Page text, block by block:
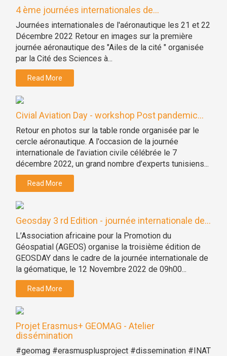
4 ème journées internationales de...
Journées internationales de l'aéronautique les 21 et 22
Décembre 2022 Retour en images sur la première
journée aéronautique des "Ailes de la cité " organisée
par la Cité des Sciences à...
Read More
Civial Aviation Day - workshop Post pandemic...
Retour en photos sur la table ronde organisée par le
cercle aéronautique. A l'occasion de la journée
internationale de l’aviation civile célébrée le 7
décembre 2022, un grand nombre d’experts tunisiens...
Read More
Geosday 3 rd Edition - journée internationale de...
L’Association africaine pour la Promotion du
Géospatial (AGEOS) organise la troisième édition de
GEOSDAY dans le cadre de la journée internationale de
la géomatique, le 12 Novembre 2022 de 09h00...
Read More
Projet Erasmus+ GEOMAG - Atelier
dissémination
#geomag #erasmusplusproject #dissemination #INAT